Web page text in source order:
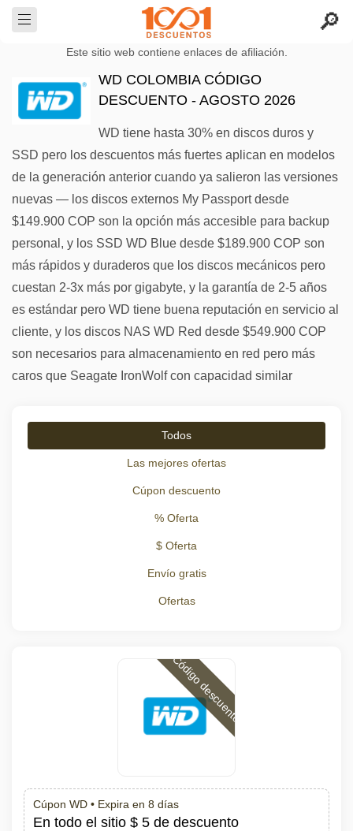
Este sitio web contiene enlaces de afiliación.
WD COLOMBIA CÓDIGO
DESCUENTO - AGOSTO 2026
WD tiene hasta 30% en discos duros y
SSD pero los descuentos más fuertes aplican en modelos
de la generación anterior cuando ya salieron las versiones
nuevas — los discos externos My Passport desde
$149.900 COP son la opción más accesible para backup
personal, y los SSD WD Blue desde $189.900 COP son
más rápidos y duraderos que los discos mecánicos pero
cuestan 2-3x más por gigabyte, y la garantía de 2-5 años
es estándar pero WD tiene buena reputación en servicio al
cliente, y los discos NAS WD Red desde $549.900 COP
son necesarios para almacenamiento en red pero más
caros que Seagate IronWolf con capacidad similar
Todos
Las mejores ofertas
Cúpon descuento
% Oferta
$ Oferta
Envío gratis
Ofertas
Código descuento
Cúpon WD • Expira en 8 días
En todo el sitio $ 5 de descuento